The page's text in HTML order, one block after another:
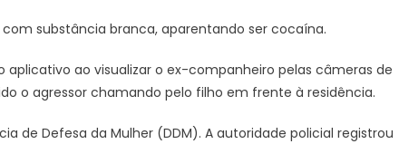
substância branca, aparentando ser cocaína.
ao visualizar o ex-companheiro pelas câmeras de
o agressor chamando pelo filho em frente à residência.
de Defesa da Mulher (DDM). A autoridade policial registrou